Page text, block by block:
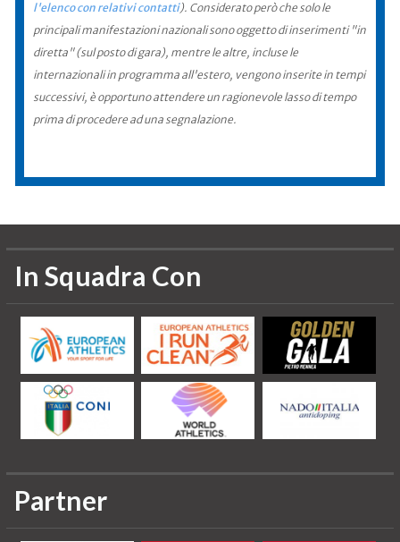
l'elenco con relativi contatti). Considerato però che solo le
principali manifestazioni nazionali sono oggetto di inserimenti "in
diretta" (sul posto di gara), mentre le altre, incluse le
internazionali in programma all'estero, vengono inserite in tempi
successivi, è opportuno attendere un ragionevole lasso di tempo
prima di procedere ad una segnalazione.
In Squadra Con
Partner